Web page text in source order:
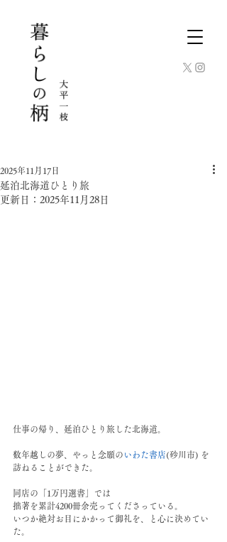
延泊北海道ひとり旅
2025年11月17日
更新日： 2025年11月28日
仕事の帰り、延泊ひとり旅した北海道。
数年越しの夢、やっと念願の いわた書店(砂川市) を
訪ねることができた。
同店の「1万円選書」では
拙著を累計4200冊余売ってくださっている。
いつか絶対お目にかかって御礼を、と心に決めてい
た。